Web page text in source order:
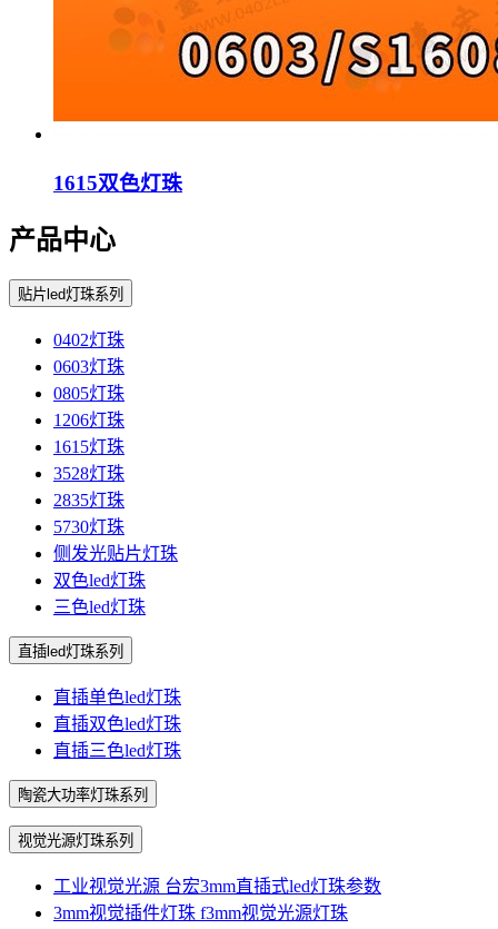
1615双色灯珠
产品中心
贴片led灯珠系列
0402灯珠
0603灯珠
0805灯珠
1206灯珠
1615灯珠
3528灯珠
2835灯珠
5730灯珠
侧发光贴片灯珠
双色led灯珠
三色led灯珠
直插led灯珠系列
直插单色led灯珠
直插双色led灯珠
直插三色led灯珠
陶瓷大功率灯珠系列
视觉光源灯珠系列
工业视觉光源 台宏3mm直插式led灯珠参数
3mm视觉插件灯珠 f3mm视觉光源灯珠